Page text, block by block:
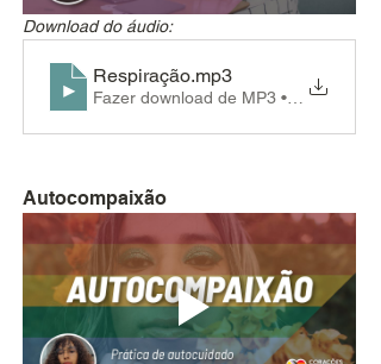
Download do áudio:
Respiração.mp3
Fazer download de MP3 • 4.74MB
Autocompaixão